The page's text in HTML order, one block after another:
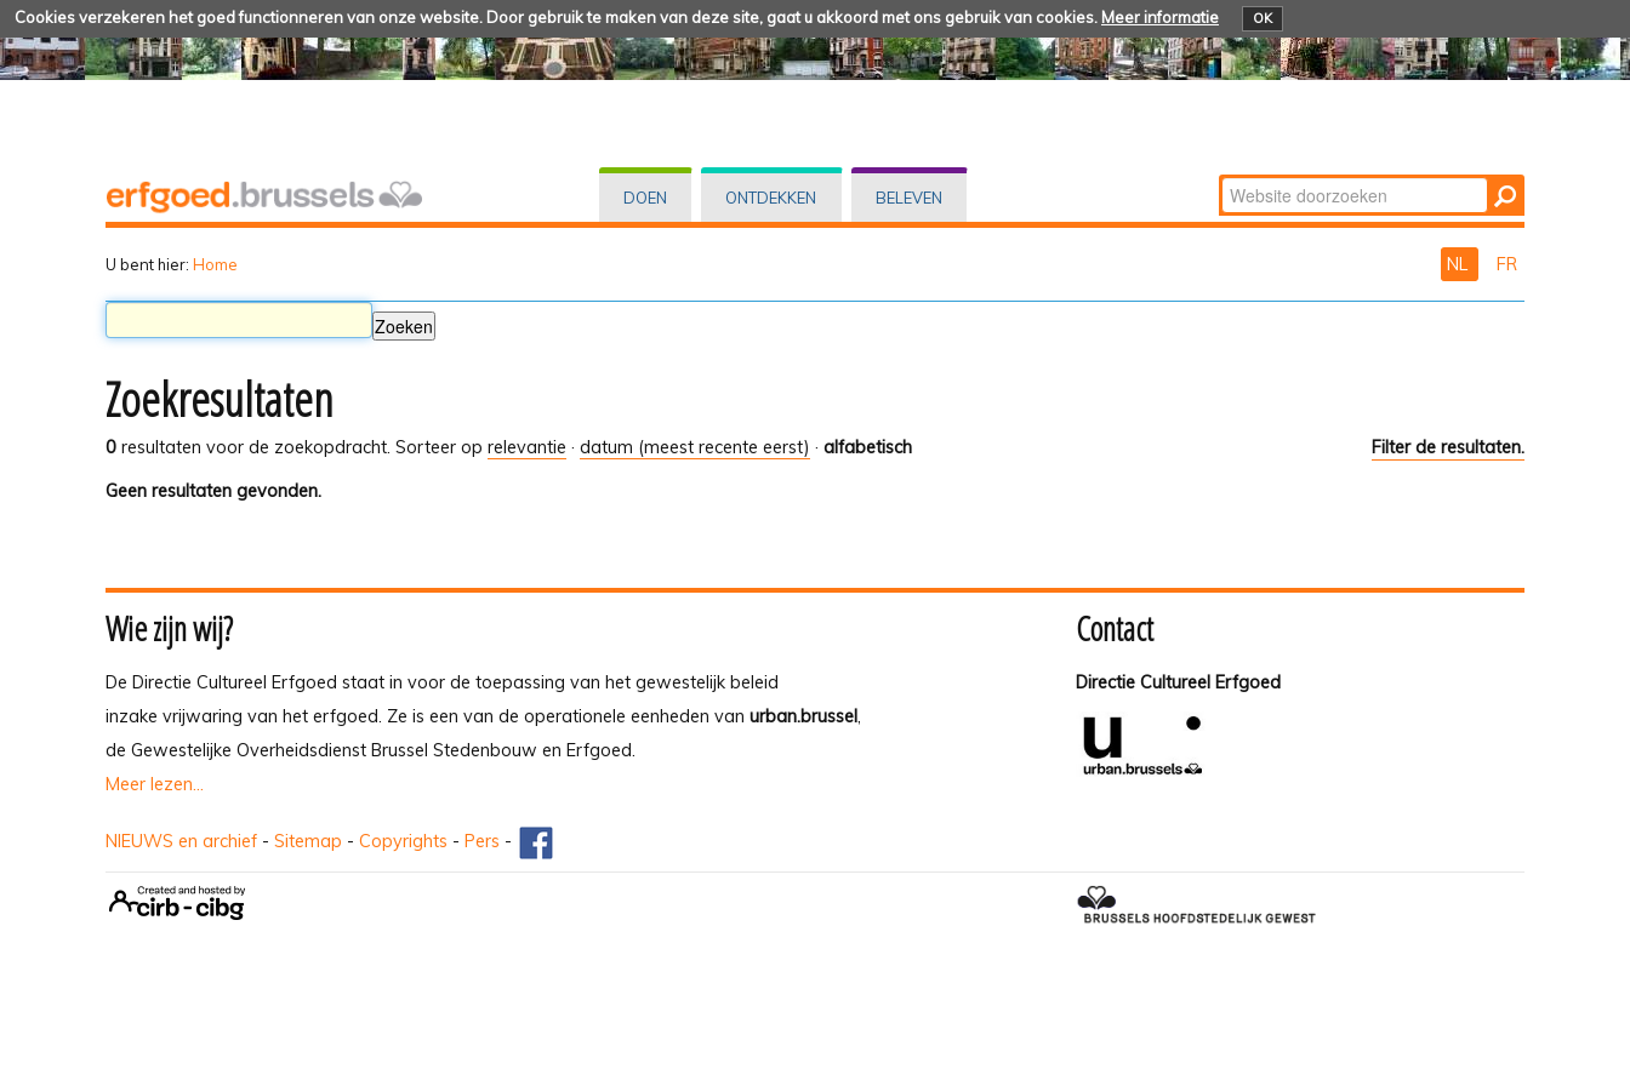
Cookies verzekeren het goed functionneren van onze website. Door gebruik te maken van deze site, gaat u akkoord met ons gebruik van cookies. Meer informatie OK
DOEN ONTDEKKEN BELEVEN Zoek
Geavanceerd
U bent hier: Home NL FR
Zoekresultaten
0 resultaten voor de zoekopdracht. Filter de resultaten.
Sorteer op relevantie · datum (meest recente eerst) · alfabetisch
Geen resultaten gevonden.
Wie zijn wij?
De Directie Cultureel Erfgoed staat in voor de toepassing van het gewestelijk beleid
inzake vrijwaring van het erfgoed. Ze is een van de operationele eenheden van urban.brussel,
de Gewestelijke Overheidsdienst Brussel Stedenbouw en Erfgoed.
Meer lezen...
Contact
Directie Cultureel Erfgoed
NIEUWS en archief - Sitemap - Copyrights - Pers -